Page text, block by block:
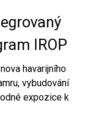
IROP
havarijního
vybudování
expozice k